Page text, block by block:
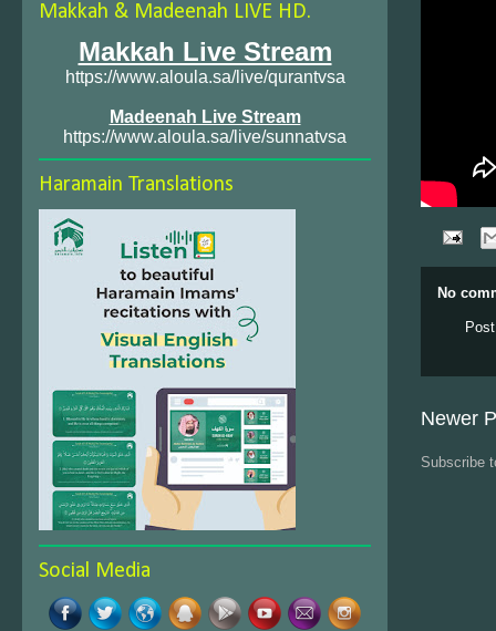
No
Newer
Subscribe
Makkah & Madeenah LIVE HD.
Makkah Live Stream
https://www.aloula.sa/live/qurantvsa
Madeenah Live Stream
https://www.aloula.sa/live/sunnatvsa
Haramain Translations
Social Media